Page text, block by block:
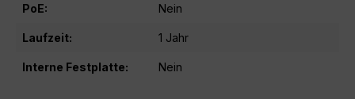
PoE: Nein
Laufzeit: 1 Jahr
Interne Festplatte: Nein